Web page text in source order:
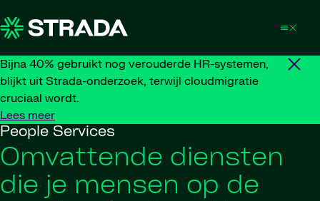
Bijna 40% gebruikt nog verouderde HR-systemen,
blijkt uit Strada-onderzoek, terwijl cloudmigratie
cruciaal wordt.
Lees meer
People Services
Omvattende diensten
die je mensen op de